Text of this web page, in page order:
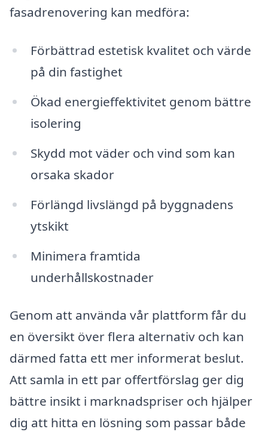
fasadrenovering kan medföra:
Förbättrad estetisk kvalitet och värde
på din fastighet
Ökad energieffektivitet genom bättre
isolering
Skydd mot väder och vind som kan
orsaka skador
Förlängd livslängd på byggnadens
ytskikt
Minimera framtida
underhållskostnader
Genom att använda vår plattform får du
en översikt över flera alternativ och kan
därmed fatta ett mer informerat beslut.
Att samla in ett par offertförslag ger dig
bättre insikt i marknadspriser och hjälper
dig att hitta en lösning som passar både